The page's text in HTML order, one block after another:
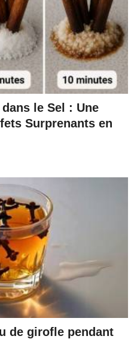
le Sel : Une
Surprenants en
de girofle pendant